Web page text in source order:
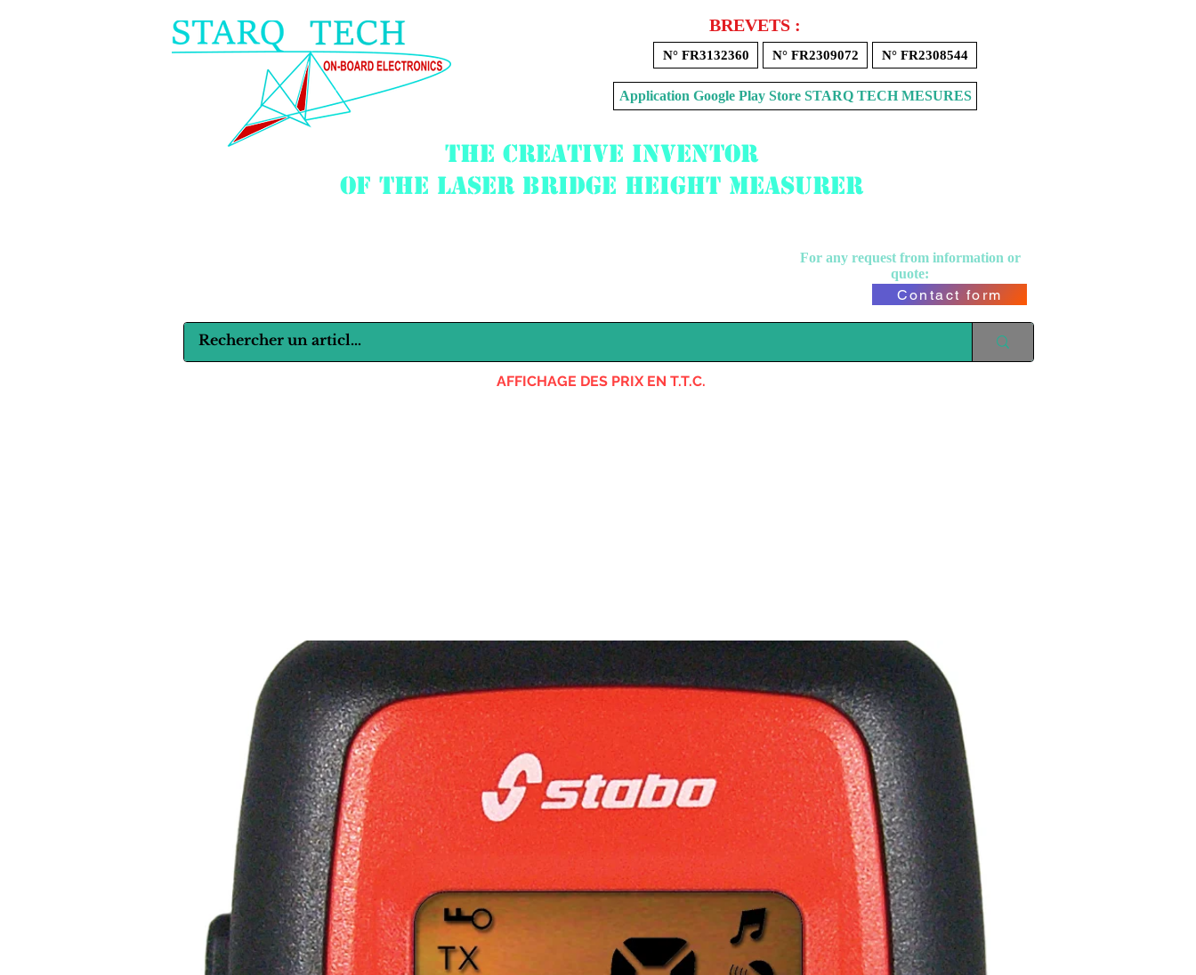
BREVETS :
N° FR3132360 N° FR2309072 N° FR2308544
The creative inventor
of the laser bridge height measurer
Application Google Play Store STARQ TECH MESURES
For any request from information or
quote:
Contact form
AFFICHAGE DES PRIX EN T.T.C.